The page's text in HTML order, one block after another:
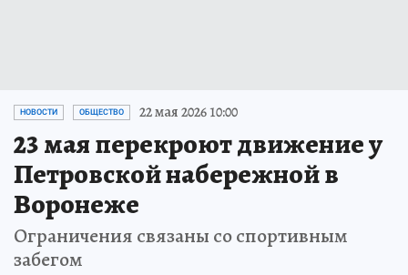
НОВОСТИ ОБЩЕСТВО 22 мая 2026 10:00
23 мая перекроют движение у
Петровской набережной в
Воронеже
Ограничения связаны со спортивным
забегом